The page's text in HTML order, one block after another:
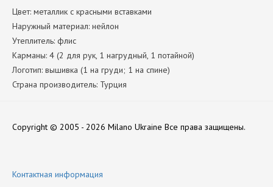
Цвет: металлик с красными вставками
Наружный материал: нейлон
Утеплитель: флис
Карманы: 4 (2 для рук, 1 нагрудный, 1 потайной)
Логотип: вышивка (1 на груди; 1 на спине)
Страна производитель: Турция
Copyright © 2005 - 2026 Milano Ukraine Все права защищены.
Контактная информация